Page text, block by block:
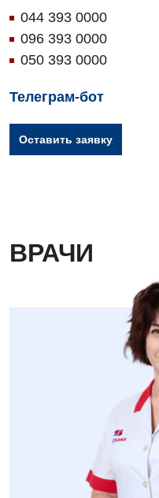
044 393 0000
096 393 0000
050 393 0000
Телеграм-бот
Оставить заявку
ВРАЧИ